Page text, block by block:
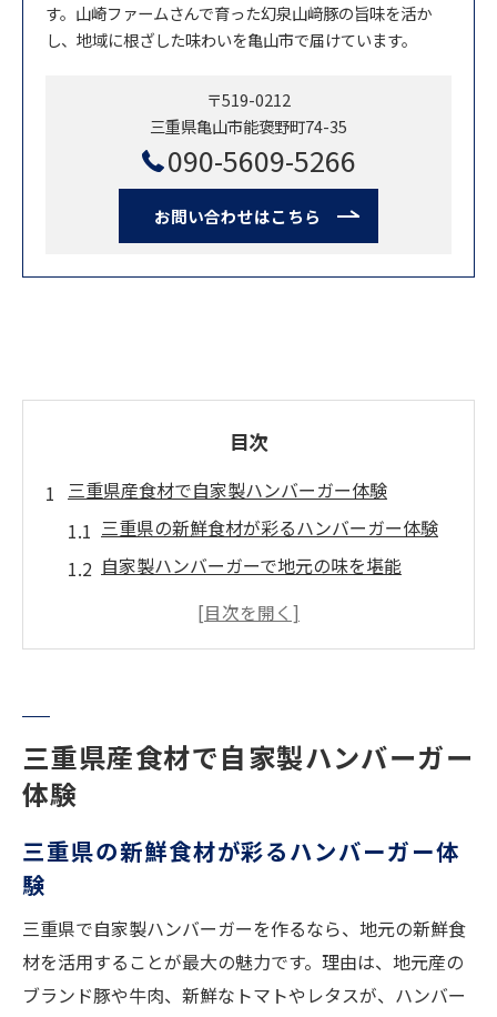
す。山崎ファームさんで育った幻泉山﨑豚の旨味を活か
し、地域に根ざした味わいを亀山市で届けています。
〒519-0212
三重県亀山市能褒野町74-35
090-5609-5266
お問い合わせはこちら
目次
三重県産食材で自家製ハンバーガー体験
三重県の新鮮食材が彩るハンバーガー体験
自家製ハンバーガーで地元の味を堪能
三重の恵みを活かすハンバーガー作りの魅
三重県の食文化が詰まったハンバーガーの
魅力
新鮮な地元野菜と作る極上ハンバーガー
三重県産野菜で作るハンバーガーの美味し
地元野菜たっぷりのハンバーガーアレンジ
術
旬の食材で引き立つハンバーガーの味わい
三重県産食材で自家製ハンバーガー
体験
三重県の新鮮食材が彩るハンバーガー体
験
三重県で自家製ハンバーガーを作るなら、地元の新鮮食
材を活用することが最大の魅力です。理由は、地元産の
ブランド豚や牛肉、新鮮なトマトやレタスが、ハンバー